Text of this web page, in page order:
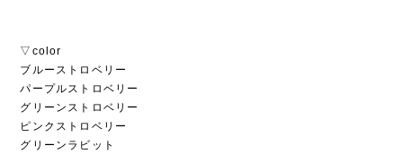
▽color
ブルーストロベリー
パープルストロベリー
グリーンストロベリー
ピンクストロベリー
グリーンラビット